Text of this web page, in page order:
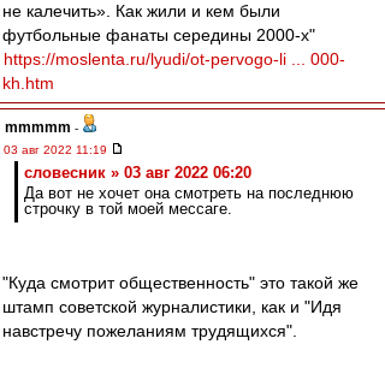
не калечить». Как жили и кем были
футбольные фанаты середины 2000-х"
https://moslenta.ru/lyudi/ot-pervogo-li ... 000-
kh.htm
mmmmm -
03 авг 2022 11:19
словесник » 03 авг 2022 06:20
Да вот не хочет она смотреть на последнюю
строчку в той моей мессаге.
"Куда смотрит общественность" это такой же
штамп советской журналистики, как и "Идя
навстречу пожеланиям трудящихся".